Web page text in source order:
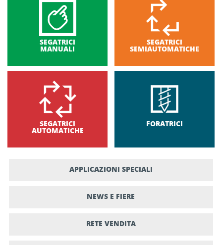
SEGATRICI
MANUALI
SEGATRICI
SEMIAUTOMATICHE
SEGATRICI
AUTOMATICHE
FORATRICI
APPLICAZIONI SPECIALI
NEWS E FIERE
RETE VENDITA